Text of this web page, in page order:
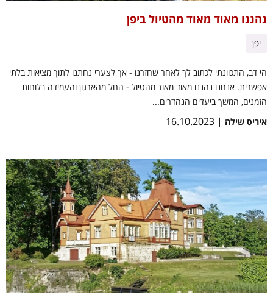
נהננו מאוד מאוד מהטיול ביפן
יפן
הי דב, התכוונתי לכתוב לך לאחר שחזרנו - אך לצערי נחתנו לתוך מציאות בלתי
אפשרית. אנחנו נהננו מאוד מאוד מהטיול - החל מהארגון והעמידה בלוחות
הזמנים, המשך ביעדים הנהדרים...
איריס שילה | 16.10.2023